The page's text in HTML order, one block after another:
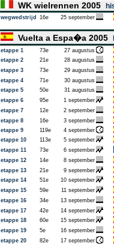
WK wielrennen 2005
wegwedstrijd 16e 25 september
Vuelta a Espa�a 2005
etappe 1 73e 27 augustus
etappe 2
21e 28 augustus
etappe 3
73e 29 augustus
etappe 4
71e 30 augustus
etappe 5
50e 31 augustus
etappe 6
95e 1 september
etappe 7
12e 2 september
etappe 8
16e 3 september
etappe 9
119e 4 september
etappe 10
113e 5 september
etappe 11
73e 6 september
etappe 12
14e 8 september
etappe 13
21e 9 september
etappe 14
51e 10 september
etappe 15
59e 11 september
etappe 16
34e 13 september
etappe 17
42e 14 september
etappe 18
60e 15 september
etappe 19
5e 16 september
etappe 20
82e 17 september